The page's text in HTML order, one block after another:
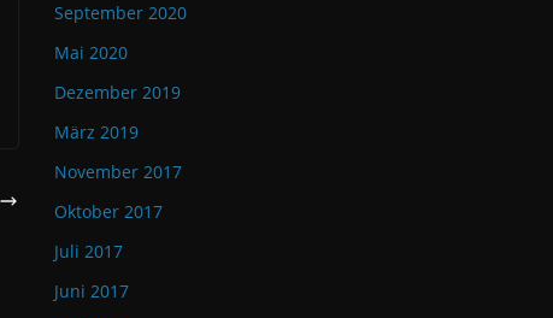
September 2020
Mai 2020
Dezember 2019
März 2019
November 2017
Oktober 2017
Juli 2017
Juni 2017